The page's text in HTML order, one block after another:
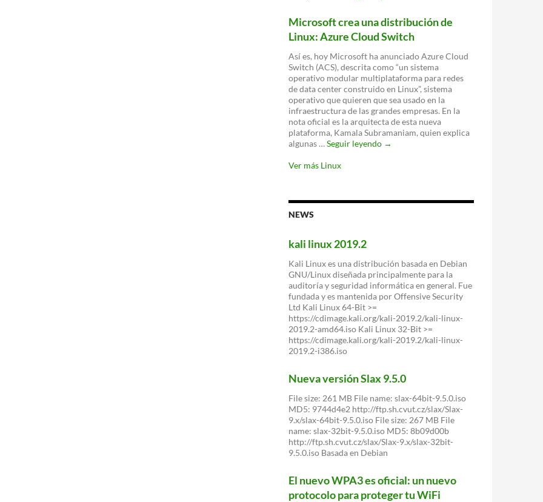
Release
Candidate
Microsoft crea una distribución de
Linux: Azure Cloud Switch
Así es, hoy Microsoft ha anunciado Azure Cloud
Switch (ACS), descrita como “un sistema
operativo modular multiplataforma para redes
de data center construido en Linux”, sistema
operativo que quieren que sea usado en la
infraestructura de las grandes empresas. En la
nota oficial es la arquitecta de esta nueva
plataforma, Kamala Subramaniam, quien explica
algunas …Seguir leyendo Microsoft
→
Ver más Linux
NEWS
kali linux 2019.2
Kali Linux es una distribución basada en Debian
GNU/Linux diseñada principalmente para la
auditoría y seguridad informática en general. Fue
fundada y es mantenida por Offensive Security
Ltd Kali Linux 64-Bit >=
https://cdimage.kali.org/kali-2019.2/kali-linux-
2019.2-amd64.iso Kali Linux 32-Bit >=
https://cdimage.kali.org/kali-2019.2/kali-linux-
2019.2-i386.iso
Nueva versión Slax 9.5.0
File size: 261 MB File name: slax-64bit-9.5.0.iso
MD5: 9744d4e2 http://ftp.sh.cvut.cz/slax/Slax-
9.x/slax-64bit-9.5.0.iso File size: 267 MB File
name: slax-32bit-9.5.0.iso MD5: 8b09d00b
http://ftp.sh.cvut.cz/slax/Slax-9.x/slax-32bit-
9.5.0.iso Basada en Debian
El nuevo WPA3 es oficial: un nuevo
protocolo para proteger tu WiFi